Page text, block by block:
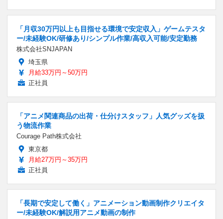
「月収30万円以上も目指せる環境で安定収入」ゲームテスタ
ー/未経験OK/研修あり/シンプル作業/高収入可能/安定勤務
株式会社SNJAPAN
埼玉県
月給33万円～50万円
正社員
「アニメ関連商品の出荷・仕分けスタッフ」人気グッズを扱
う物流作業
Courage Path株式会社
東京都
月給27万円～35万円
正社員
「長期で安定して働く」アニメーション動画制作クリエイタ
ー/未経験OK/解説用アニメ動画の制作